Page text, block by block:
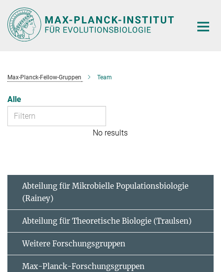
Hauptinhalt
Max-Planck-Fellow-Gruppen Team
Alle
No results
Abteilung für Mikrobielle Populationsbiologie
(Rainey)
Abteilung für Theoretische Biologie (Traulsen)
Weitere Forschungsgruppen
Max-Planck-Forschungsgruppen